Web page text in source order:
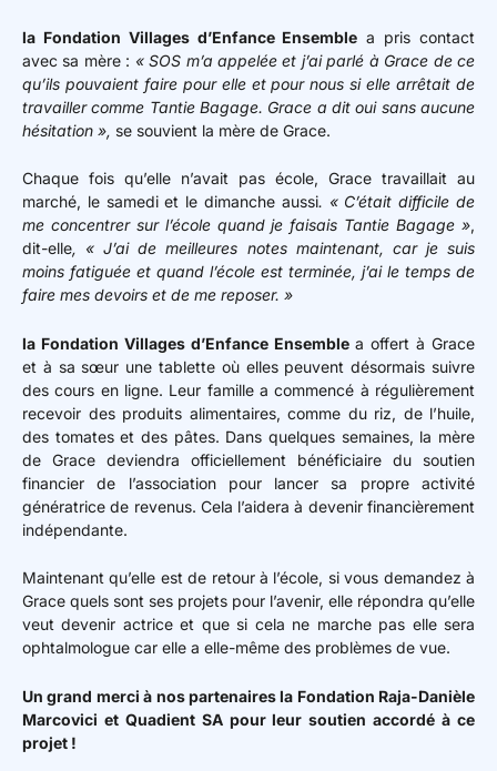
la Fondation Villages d’Enfance Ensemble a pris contact
avec sa mère : « SOS m’a appelée et j’ai parlé à Grace de ce
qu’ils pouvaient faire pour elle et pour nous si elle arrêtait de
travailler comme Tantie Bagage. Grace a dit oui sans aucune
hésitation », se souvient la mère de Grace.
Chaque fois qu’elle n’avait pas école, Grace travaillait au
marché, le samedi et le dimanche aussi. « C’était difficile de
me concentrer sur l’école quand je faisais Tantie Bagage »,
dit-elle, « J’ai de meilleures notes maintenant, car je suis
moins fatiguée et quand l’école est terminée, j’ai le temps de
faire mes devoirs et de me reposer. »
la Fondation Villages d’Enfance Ensemblea offert à Grace
et à sa sœur une tablette où elles peuvent désormais suivre
des cours en ligne. Leur famille a commencé à régulièrement
recevoir des produits alimentaires, comme du riz, de l’huile,
des tomates et des pâtes. Dans quelques semaines, la mère
de Grace deviendra officiellement bénéficiaire du soutien
financier de l’association pour lancer sa propre activité
génératrice de revenus. Cela l’aidera à devenir financièrement
indépendante.
Maintenant qu’elle est de retour à l’école, si vous demandez à
Grace quels sont ses projets pour l’avenir, elle répondra qu’elle
veut devenir actrice et que si cela ne marche pas elle sera
ophtalmologue car elle a elle-même des problèmes de vue.
Un grand merci à nos partenaires la Fondation Raja-Danièle
Marcovici et Quadient SA pour leur soutien accordé à ce
projet !